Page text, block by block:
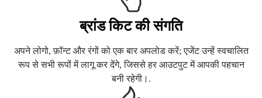
ब्रांड किट की संगति
अपने लोगो, फ़ॉन्ट और रंगों को एक बार अपलोड करें; एजेंट उन्हें स्वचालित
रूप से सभी रूपों में लागू कर देंगे, जिससे हर आउटपुट में आपकी पहचान
बनी रहेगी।.